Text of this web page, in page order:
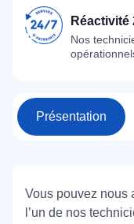
Réactivité
Nos
Présentation
Vous pouvez nous
l’un de nos